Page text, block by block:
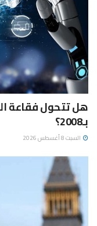
هل تتحول فقاعة
بـ2008؟
السبت 8 أغسطس 2026